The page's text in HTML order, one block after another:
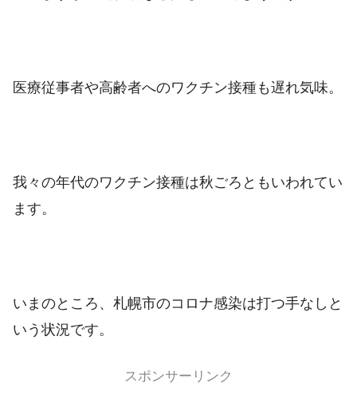
医療従事者や高齢者へのワクチン接種も遅れ気味。
我々の年代のワクチン接種は秋ごろともいわれてい
ます。
いまのところ、札幌市のコロナ感染は打つ手なしと
いう状況です。
スポンサーリンク